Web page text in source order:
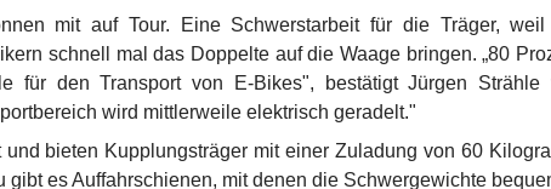
mit auf Tour. Eine Schwerstarbeit für die Träger,
schnell mal das Doppelte auf die Waage bringen. „80
für den Transport von E-Bikes", bestätigt Jürgen Strähle
wird mittlerweile elektrisch geradelt."
bieten Kupplungsträger mit einer Zuladung von 60
es Auffahrschienen, mit denen die Schwergewichte